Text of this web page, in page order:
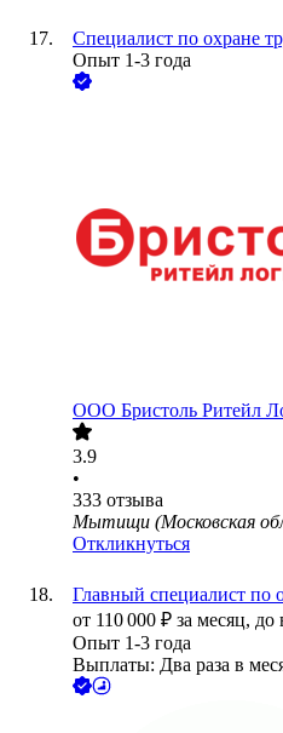
Специалист по охране
Опыт 1-3 года
ООО Бристоль Ритейл
3.9
•
333 отзыва
Мытищи (Московская
Откликнуться
Главный специалист по
от 110 000 ₽ за месяц, до
Опыт 1-3 года
Выплаты: Два раза в